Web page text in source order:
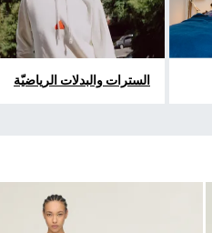
السترات والبدلات الرياضيّة